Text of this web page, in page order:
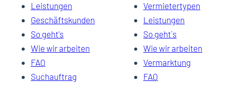
Leistungen
Geschäftskunden
So geht's
Wie wir arbeiten
FAQ
Suchauftrag
Vermietertypen
Leistungen
So geht`s
Wie wir arbeiten
Vermarktung
FAQ